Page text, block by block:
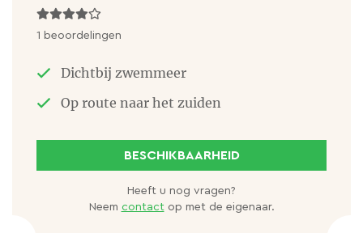
1 beoordelingen
Dichtbij zwemmeer
Op route naar het zuiden
BESCHIKBAARHEID
Heeft u nog vragen?
Neem contact op met de eigenaar.